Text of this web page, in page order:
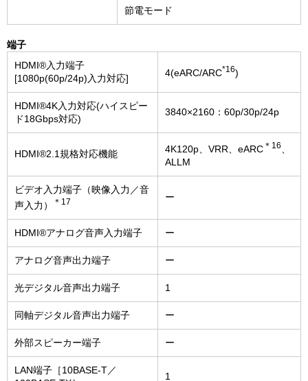
節電モード
端子
HDMI®入力端子
[1080p(60p/24p)入力対応]
4(eARC/ARC*16)
HDMI®4K入力対応(ハイスピー
ド18Gbps対応)
3840×2160：60p/30p/24p
HDMI®2.1規格対応機能 4K120p、VRR、eARC ＊16
ALLM
ビデオ入力端子（映像入力／音
声入力）
＊17 ー
HDMI®アナログ音声入力端子 ー
アナログ音声出力端子 ー
光デジタル音声出力端子 1
同軸デジタル音声出力端子 ー
外部スピーカー端子 ー
LAN端子［10BASE-T／
1